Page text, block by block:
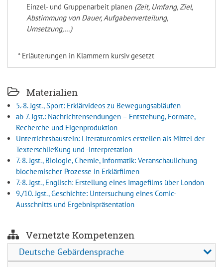
Einzel- und Gruppenarbeit planen (Zeit, Umfang, Ziel,
Abstimmung von Dauer, Aufgabenverteilung,
Umsetzung,…)
* Erläuterungen in Klammern kursiv gesetzt
Materialien
5.-8. Jgst., Sport: Erklärvideos zu Bewegungsabläufen
ab 7. Jgst.: Nachrichtensendungen – Entstehung, Formate,
Recherche und Eigenproduktion
Unterrichtsbaustein: Literaturcomics erstellen als Mittel der
Texterschließung und -interpretation
7.-8. Jgst., Biologie, Chemie, Informatik: Veranschaulichung
biochemischer Prozesse in Erklärfilmen
7.-8. Jgst., Englisch: Erstellung eines Imagefilms über London
9./10. Jgst., Geschichte: Untersuchung eines Comic-
Ausschnitts und Ergebnispräsentation
Vernetzte Kompetenzen
Deutsche Gebärdensprache